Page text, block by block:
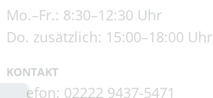
Mo.–Fr.: 8:30–12:30 Uhr
Do. zusätzlich: 15:00–18:00 Uhr
KONTAKT
Telefon: 02222 9437-5471